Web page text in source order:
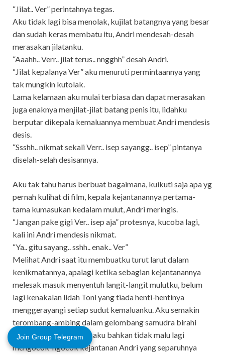
“Jilat.. Ver” perintahnya tegas.
Aku tidak lagi bisa menolak, kujilat batangnya yang besar
dan sudah keras membatu itu, Andri mendesah-desah
merasakan jilatanku.
“Aaahh.. Verr.. jilat terus.. nngghh” desah Andri.
“Jilat kepalanya Ver” aku menuruti permintaannya yang
tak mungkin kutolak.
Lama kelamaan aku mulai terbiasa dan dapat merasakan
juga enaknya menjilat-jilat batang penis itu, lidahku
berputar dikepala kemaluannya membuat Andri mendesis
desis.
“Ssshh.. nikmat sekali Verr.. isep sayangg.. isep” pintanya
diselah-selah desisannya.
Aku tak tahu harus berbuat bagaimana, kuikuti saja apa yg
pernah kulihat di film, kepala kejantanannya pertama-
tama kumasukan kedalam mulut, Andri meringis.
“Jangan pake gigi Ver.. isep aja” protesnya, kucoba lagi,
kali ini Andri mendesis nikmat.
“Ya.. gitu sayang.. sshh.. enak.. Ver”
Melihat Andri saat itu membuatku turut larut dalam
kenikmatannya, apalagi ketika sebagian kejantanannya
melesak masuk menyentuh langit-langit mulutku, belum
lagi kenakalan lidah Toni yang tiada henti-hentinya
menggerayangi setiap sudut kemaluanku. Aku semakin
terombang-ambing dalam gelombang samudra birahi
yang melanda tubuhku, aku bahkan tidak malu lagi
mengocok-ngocok kejantanan Andri yang separuhnya
Join Group Telegram